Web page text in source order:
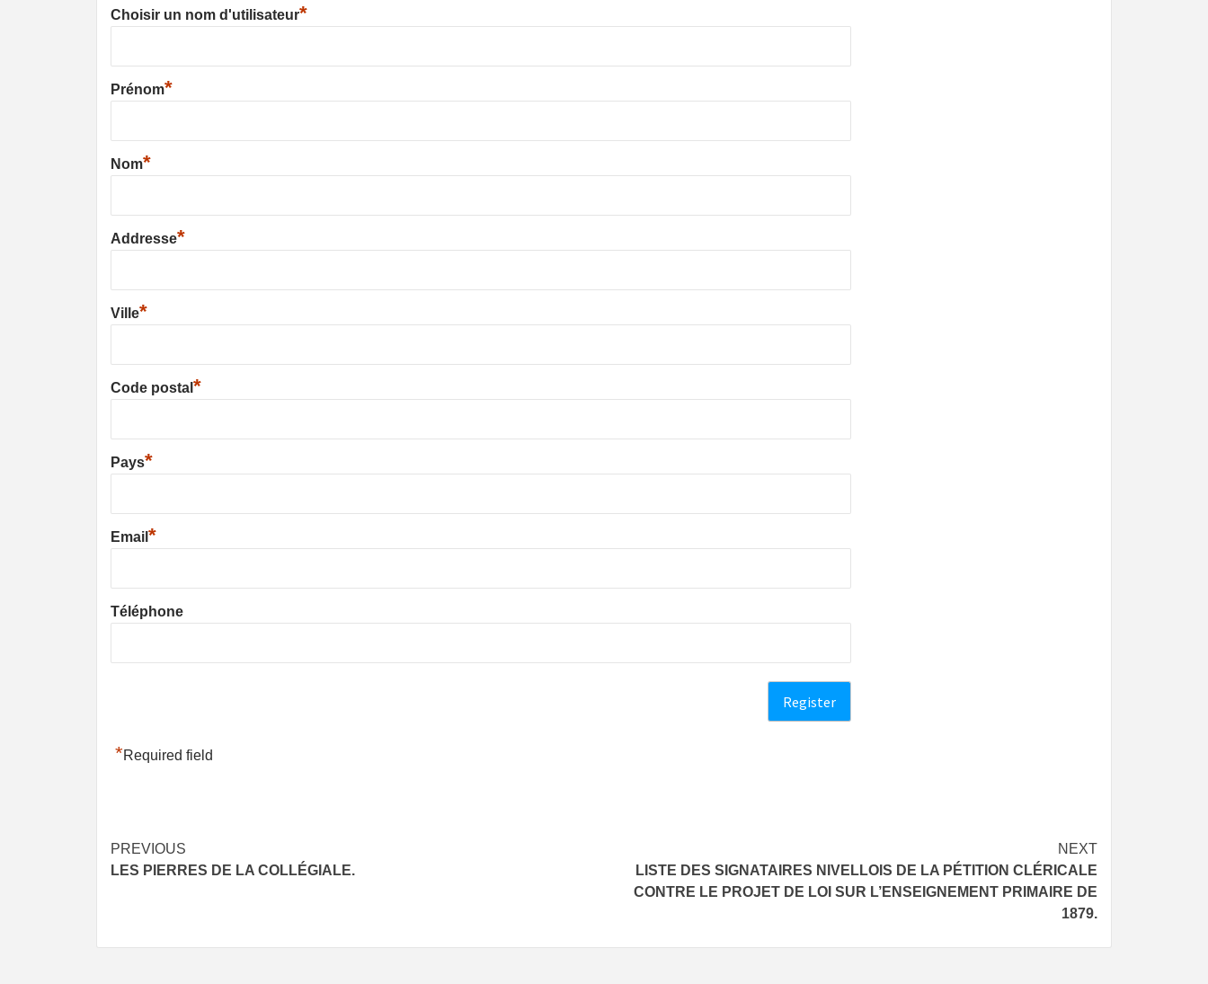
Choisir un nom d'utilisateur*
Prénom*
Nom*
Addresse*
Ville*
Code postal *
Pays*
Email *
Téléphone
*Required field
Post
navigation
PREVIOUS
LES PIERRES DE LA COLLÉGIALE.
NEXT
LISTE DES SIGNATAIRES NIVELLOIS DE LA PÉTITION CLÉRICALE
CONTRE LE PROJET DE LOI SUR L’ENSEIGNEMENT PRIMAIRE DE
1879.